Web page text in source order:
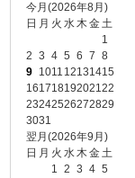
今月(2026年8月)
日 月 火 水木金土
1
2 3 4 5 6 7 8
9 1011 12131415
16171819202122
23242526272829
3031
翌月(2026年9月)
日 月 火 水木金土
1 2 3 4 5